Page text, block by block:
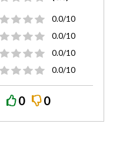
0.0/10
0.0/10
0.0/10
0.0/10
0 0